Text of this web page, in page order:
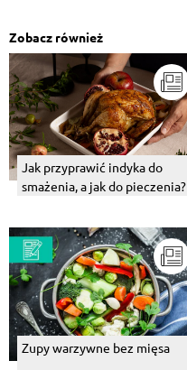
Zobacz również
Jak przyprawić indyka do
smażenia, a jak do pieczenia?
Zupy warzywne bez mięsa